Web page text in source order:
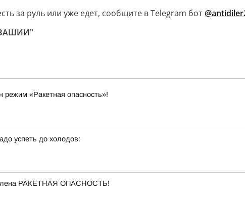
за руль или уже едет, сообщите в Telegram бот
«Ракетная опасность»!
успеть до холодов:
РАКЕТНАЯ ОПАСНОСТЬ!